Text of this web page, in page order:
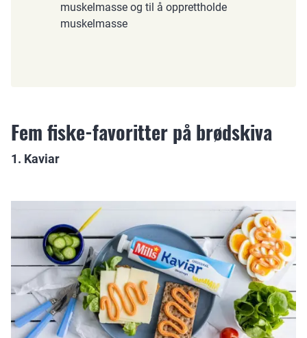
muskelmasse og til å opprettholde
muskelmasse
Fem fiske-favoritter på brødskiva
1. Kaviar